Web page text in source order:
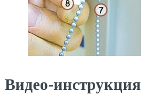
Видео-инструкция